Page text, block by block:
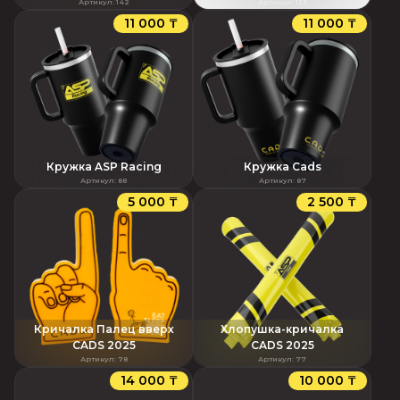
11 000 ₸
Кружка ASP Racing
Артикул: 88
11 000 ₸
Кружка Cads
Артикул: 87
5 000 ₸
Кричалка Палец вверх
CADS 2025
Артикул: 78
2 500 ₸
Хлопушка-кричалка
CADS 2025
Артикул: 77
14 000 ₸ 10 000 ₸